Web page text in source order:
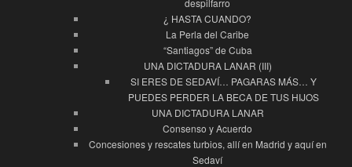
¿ HASTA CUANDO?
La Perla del Caribe
“Santiagos” de Cuba
UNA DICTADURA LANAR (III)
SI ERES DE SEDAVÍ… PAGARAS MÁS… Y
PUEDES PERDER LA BECA DE TUS HIJOS
UNA DICTADURA LANAR
Consenso y Acuerdo
Concesiones y rescates turbios, allí en Madrid y aquí en
Sedaví